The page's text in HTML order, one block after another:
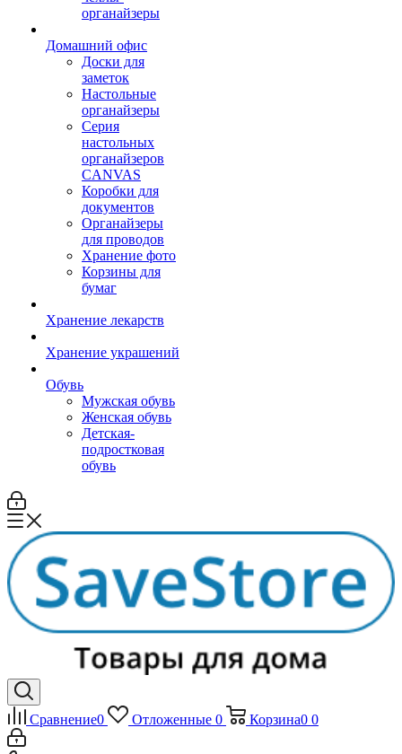
органайзеры
Домашний офис
Доски для
заметок
Настольные
органайзеры
Серия
настольных
органайзеров
CANVAS
Коробки для
документов
Органайзеры
для проводов
Хранение фото
Корзины для
бумаг
Хранение лекарств
Хранение украшений
Обувь
Мужская обувь
Женская обувь
Детская-
подростковая
обувь
Сравнение0 Отложенные 0 Корзина0 0